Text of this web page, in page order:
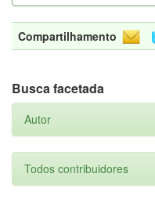
Compartilhamento
Busca facetada
Autor
Todos contribuidores